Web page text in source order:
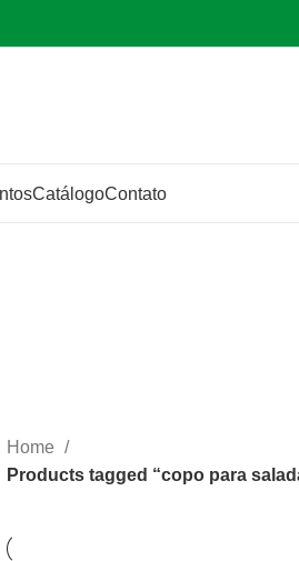
CatálogoContato
Home
Products tagged “copo para